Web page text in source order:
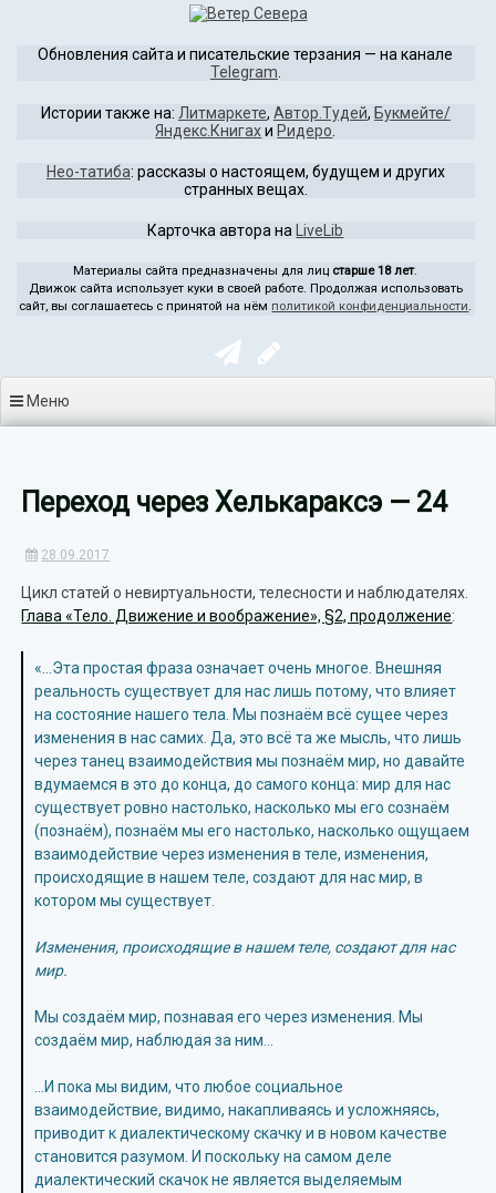
содержимому
Обновления сайта и писательские терзания — на канале
Telegram
Истории также на: Литмаркете, Автор.Тудей, Букмейте/
Яндекс.Книгахи Ридеро
Нео-татиба: рассказы о настоящем, будущем и других
странных вещах.
Карточка автора на LiveLib
Материалы сайта предназначены для лиц старше 18 лет.
Движок сайта использует куки в своей работе. Продолжая использовать
сайт, вы соглашаетесь с принятой на нём политикой конфиденциальности.
Меню
Переход через Хелькараксэ — 24
28.09.2017
Цикл статей о невиртуальности, телесности и наблюдателях.
Глава «Тело. Движение и воображение», §2, продолжение:
«…Эта простая фраза означает очень многое. Внешняя
реальность существует для нас лишь потому, что влияет
на состояние нашего тела. Мы познаём всё сущее через
изменения в нас самих. Да, это всё та же мысль, что лишь
через танец взаимодействия мы познаём мир, но давайте
вдумаемся в это до конца, до самого конца: мир для нас
существует ровно настолько, насколько мы его сознаём
(познаём), познаём мы его настолько, насколько ощущаем
взаимодействие через изменения в теле, изменения,
происходящие в нашем теле, создают для нас мир, в
котором мы существует.
Изменения, происходящие в нашем теле, создают для нас
мир.
Мы создаём мир, познавая его через изменения. Мы
создаём мир, наблюдая за ним…
…И пока мы видим, что любое социальное
взаимодействие, видимо, накапливаясь и усложняясь,
приводит к диалектическому скачку и в новом качестве
становится разумом. И поскольку на самом деле
диалектический скачок не является выделяемым